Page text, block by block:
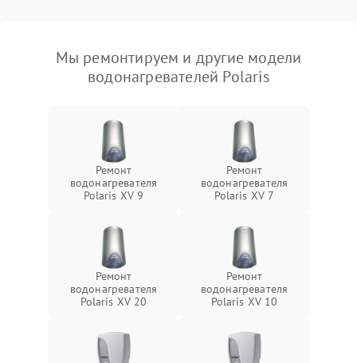
Мы ремонтируем и другие модели
водонагревателей Polaris
Ремонт
водонагревателя
Polaris XV 9
Ремонт
водонагревателя
Polaris XV 7
Ремонт
водонагревателя
Polaris XV 20
Ремонт
водонагревателя
Polaris XV 10